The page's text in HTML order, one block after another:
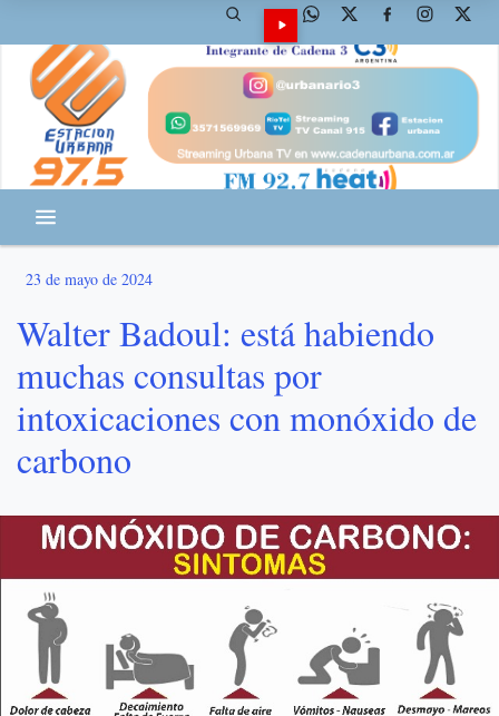
23 de mayo de 2024
Walter Badoul: está habiendo
muchas consultas por
intoxicaciones con monóxido de
carbono